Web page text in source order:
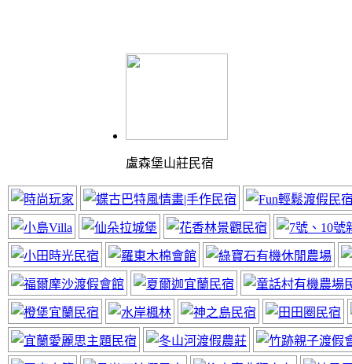
盧森堡山莊民宿
體驗最棒的渡假山莊
神風居小木屋
近太平山福山植物園